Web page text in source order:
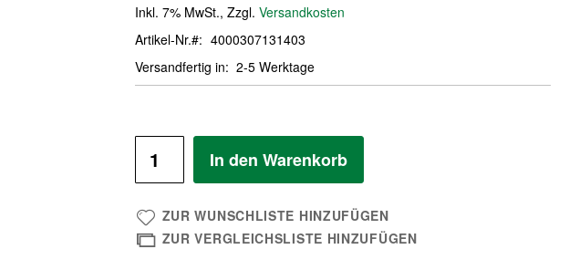
Inkl. 7% MwSt., Zzgl. Versandkosten
Artikel-Nr.
4000307131403
Versandfertig in
2-5 Werktage
In den Warenkorb
ZUR WUNSCHLISTE HINZUFÜGEN
ZUR VERGLEICHSLISTE HINZUFÜGEN